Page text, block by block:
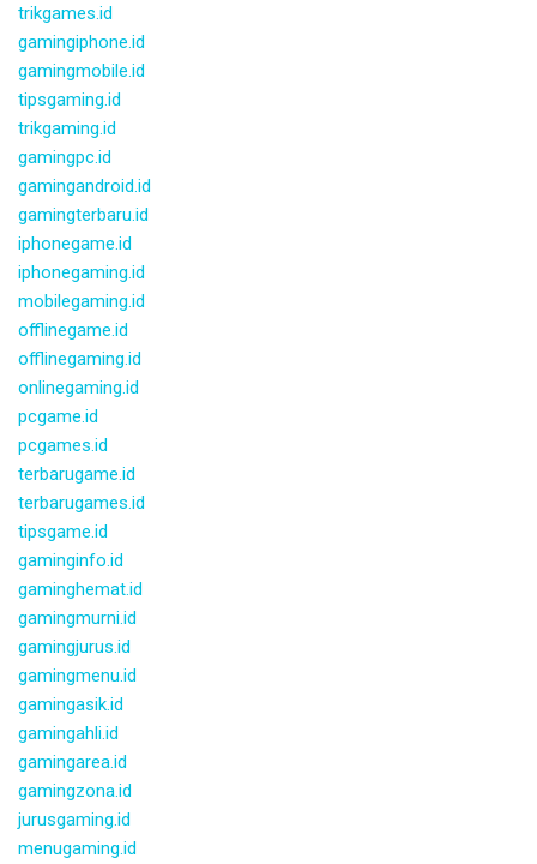
trikgames.id
gamingiphone.id
gamingmobile.id
tipsgaming.id
trikgaming.id
gamingpc.id
gamingandroid.id
gamingterbaru.id
iphonegame.id
iphonegaming.id
mobilegaming.id
offlinegame.id
offlinegaming.id
onlinegaming.id
pcgame.id
pcgames.id
terbarugame.id
terbarugames.id
tipsgame.id
gaminginfo.id
gaminghemat.id
gamingmurni.id
gamingjurus.id
gamingmenu.id
gamingasik.id
gamingahli.id
gamingarea.id
gamingzona.id
jurusgaming.id
menugaming.id